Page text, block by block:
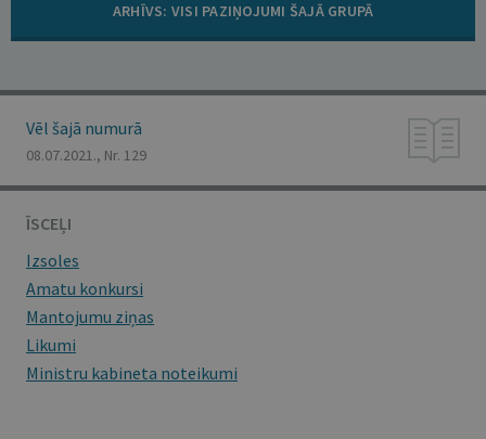
ARHĪVS: VISI PAZIŅOJUMI ŠAJĀ GRUPĀ
Vēl šajā numurā
08.07.2021., Nr. 129
ĪSCEĻI
Izsoles
Amatu konkursi
Mantojumu ziņas
Likumi
Ministru kabineta noteikumi